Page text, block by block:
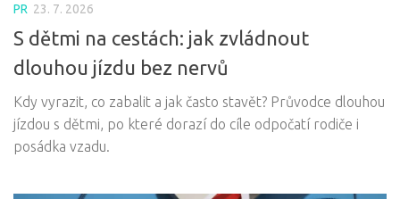
PR 23. 7. 2026
S dětmi na cestách: jak zvládnout
dlouhou jízdu bez nervů
Kdy vyrazit, co zabalit a jak často stavět? Průvodce dlouhou
jízdou s dětmi, po které dorazí do cíle odpočatí rodiče i
posádka vzadu.